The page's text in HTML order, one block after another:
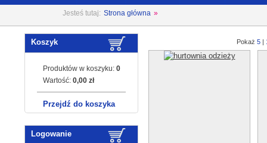
Jesteś tutaj: Strona główna »
Koszyk
Produktów w koszyku: 0
Wartość: 0,00 zł
Przejdź do koszyka
Logowanie
Pokaż 5 |